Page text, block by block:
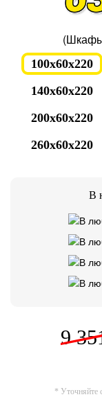
(Шкафы
100x60x220
140x60x220
200x60x220
260x60x220
В
9
* Уточняйте